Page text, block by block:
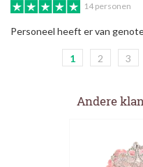
14 personen
Personeel heeft er van
1 2 3
Andere